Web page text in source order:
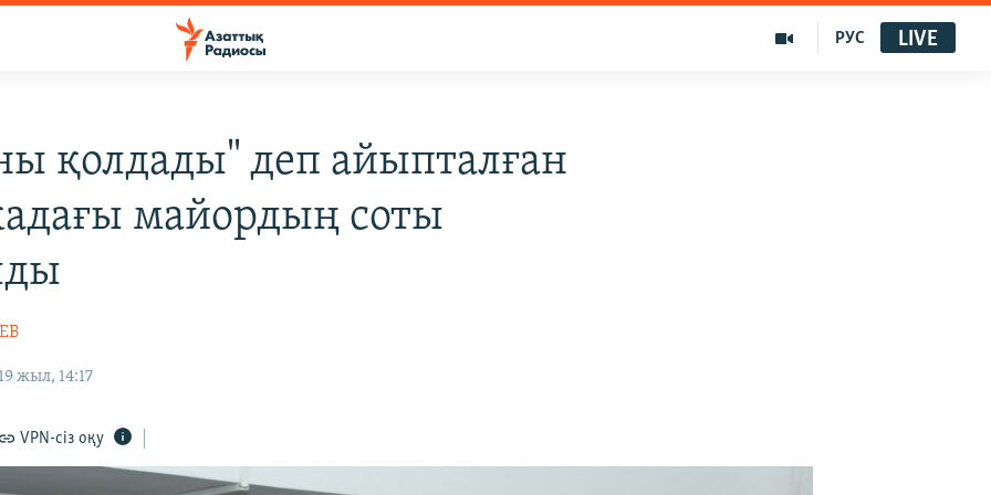
РУС LIVE
қолдады" деп айыпталған
майордың соты
жыл, 14:17
VPN-сіз оқу